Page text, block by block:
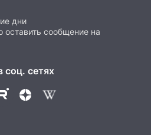
дни
сообщение на
соц. сетях